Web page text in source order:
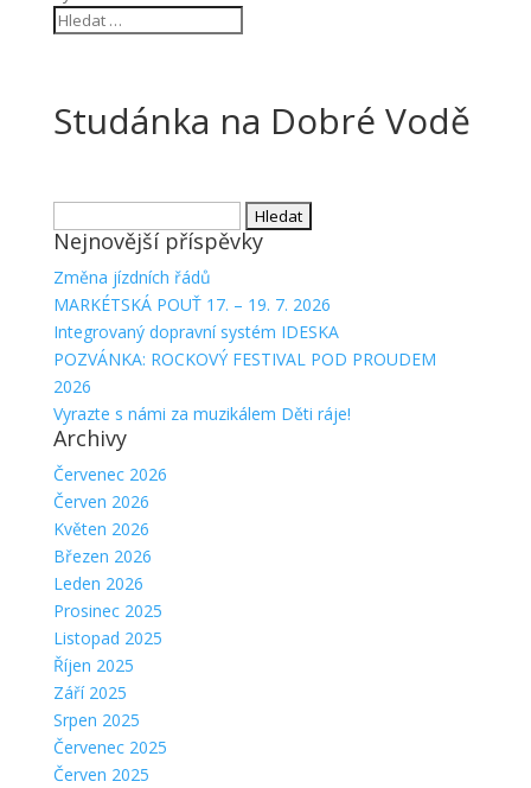
Studánka na Dobré Vodě
Nejnovější příspěvky
Změna jízdních řádů
MARKÉTSKÁ POUŤ 17. – 19. 7. 2026
Integrovaný dopravní systém IDESKA
POZVÁNKA: ROCKOVÝ FESTIVAL POD PROUDEM
2026
Vyrazte s námi za muzikálem Děti ráje!
Archivy
Červenec 2026
Červen 2026
Květen 2026
Březen 2026
Leden 2026
Prosinec 2025
Listopad 2025
Říjen 2025
Září 2025
Srpen 2025
Červenec 2025
Červen 2025